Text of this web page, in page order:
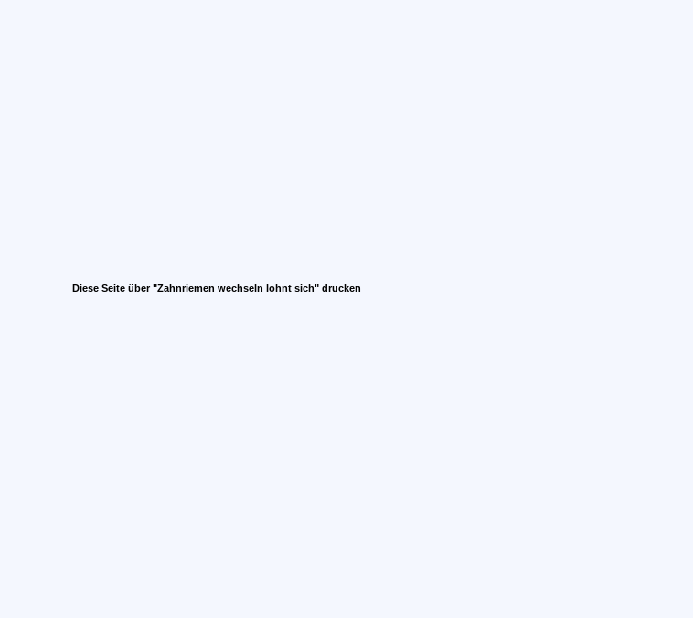
Diese Seite über "Zahnriemen wechseln lohnt sich" drucken